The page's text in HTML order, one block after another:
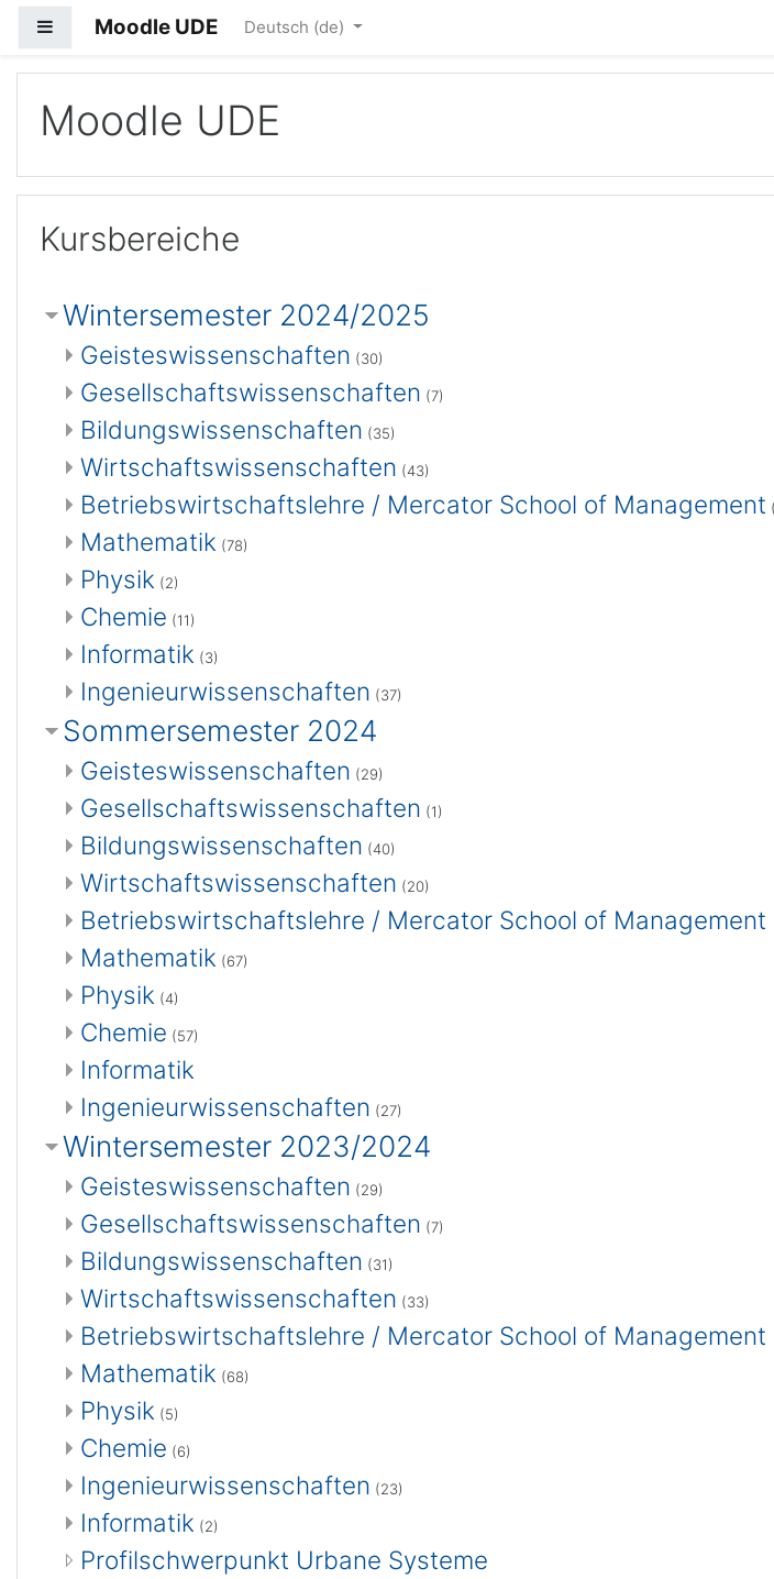
Website-Übersicht
Moodle UDE Deutsch ‎(de)‎
Moodle UDE
Kursbereiche
Wintersemester 2024/2025
Geisteswissenschaften (30)
Gesellschaftswissenschaften (7)
Bildungswissenschaften (35)
Wirtschaftswissenschaften (43)
Betriebswirtschaftslehre / Mercator School of Management
Mathematik (78)
Physik (2)
Chemie (11)
Informatik (3)
Ingenieurwissenschaften (37)
Sommersemester 2024
Geisteswissenschaften (29)
Gesellschaftswissenschaften (1)
Bildungswissenschaften (40)
Wirtschaftswissenschaften (20)
Betriebswirtschaftslehre / Mercator School of Management
Mathematik (67)
Physik (4)
Chemie (57)
Informatik
Ingenieurwissenschaften (27)
Wintersemester 2023/2024
Geisteswissenschaften (29)
Gesellschaftswissenschaften (7)
Bildungswissenschaften (31)
Wirtschaftswissenschaften (33)
Betriebswirtschaftslehre / Mercator School of Management
Mathematik (68)
Physik (5)
Chemie (6)
Ingenieurwissenschaften (23)
Informatik (2)
Profilschwerpunkt Urbane Systeme